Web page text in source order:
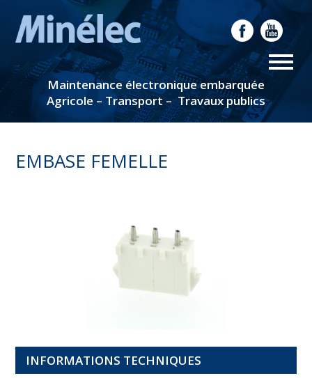
Maintenance électronique embarquée
Agricole – Transport – Travaux publics
EMBASE FEMELLE
INFORMATIONS TECHNIQUES